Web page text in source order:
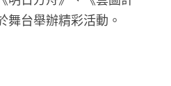
舞台舉辦精彩活動。